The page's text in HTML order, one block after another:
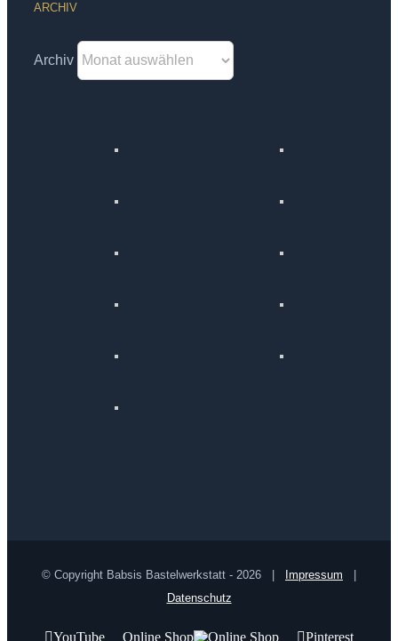
ARCHIV
Archiv
© Copyright Babsis Bastelwerkstatt - 2026 | Impressum
Datenschutz
YouTube Online Shop Pinterest